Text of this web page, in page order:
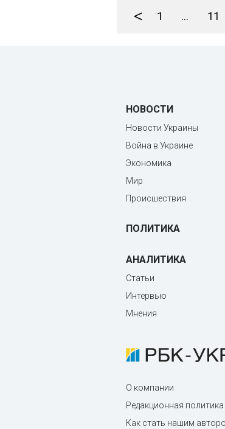
< 1 ... 11
НОВОСТИ
Новости Украины
Война в Украине
Экономика
Мир
Происшествия
ПОЛИТИКА
АНАЛИТИКА
Статьи
Интервью
Мнения
О компании
Редакционная
Как стать нашим